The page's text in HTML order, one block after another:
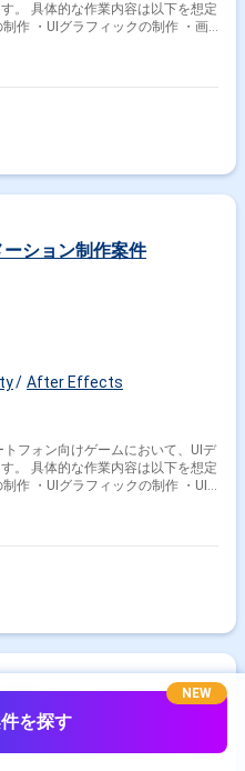
。 具体的な作業内容は以下を想定
作 ・UIグラフィックの制作 ・画
ーション制作案件
After Effects
フォン向けゲームにおいて、UIデ
。 具体的な作業内容は以下を想定
作 ・UIグラフィックの制作 ・UI
案件
を探す
NEW